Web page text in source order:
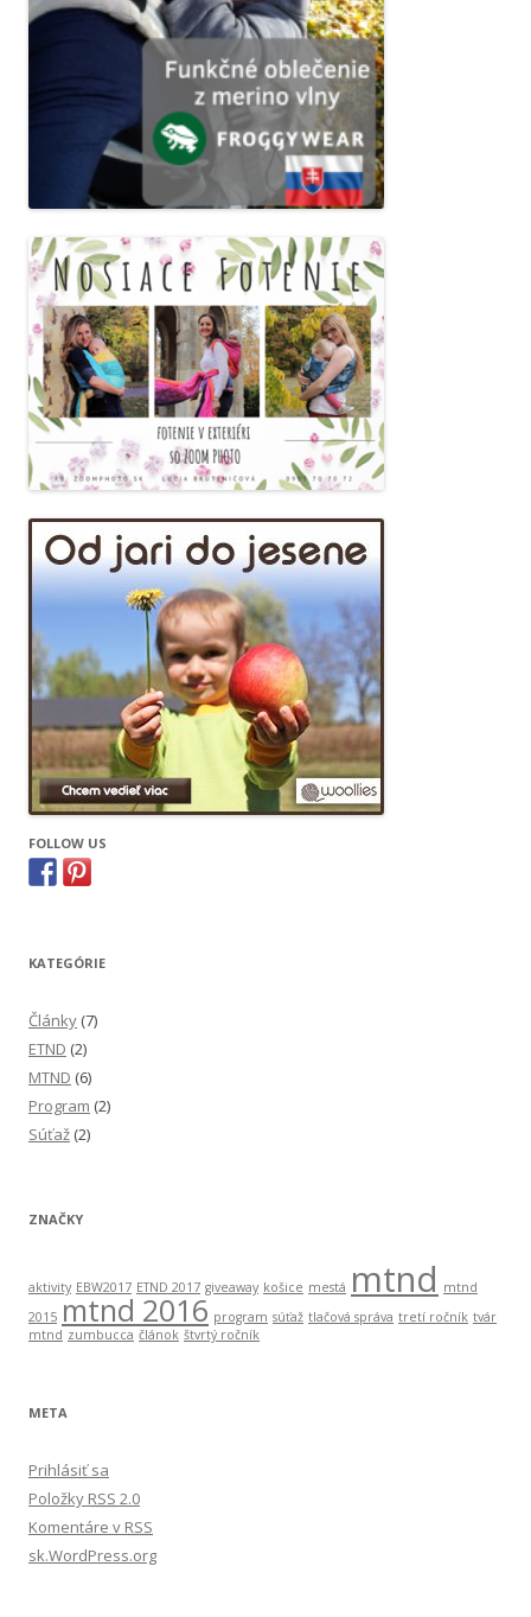
FOLLOW US
KATEGÓRIE
Články (7)
ETND (2)
MTND (6)
Program (2)
Súťaž (2)
ZNAČKY
aktivity EBW2017 ETND 2017 giveaway košice mestá mtnd mtnd
2015 mtnd 2016 program súťaž tlačová správa tretí ročník tvár
mtnd zumbucca článok štvrtý ročník
META
Prihlásiť sa
Položky RSS 2.0
Komentáre v RSS
sk.WordPress.org